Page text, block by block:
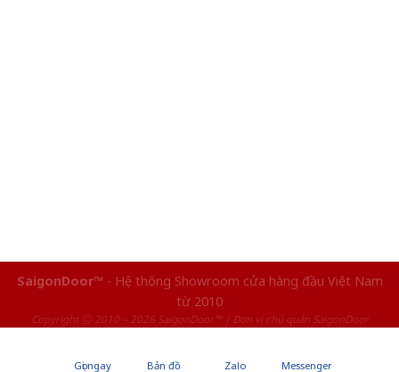
SaigonDoor™ - Hệ thống Showroom cửa hàng đầu Việt Nam
từ 2010
Copyright ⓒ 2010 – 2026 SaigonDoor™ | Đơn vị chủ quản SaigonDoor
Gọi ngay Bản đồ Zalo Messenger